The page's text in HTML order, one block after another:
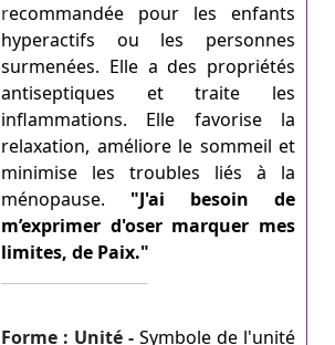
recommandée pour les enfants
hyperactifs ou les personnes
surmenées. Elle a des propriétés
antiseptiques et traite les
inflammations. Elle favorise la
relaxation, améliore le sommeil et
minimise les troubles liés à la
ménopause. "J'ai besoin de
m’exprimer d'oser marquer mes
limites, de Paix."
Forme : Unité - Symbole de l'unité